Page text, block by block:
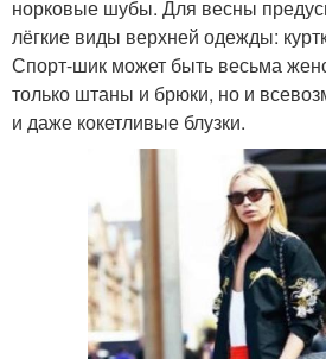
норковые шубы. Для весны
лёгкие виды верхней одежды:
Спорт-шик может быть весьма
только штаны и брюки, но и
и даже кокетливые блузки.